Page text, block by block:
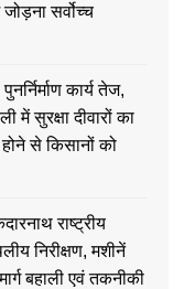
सर्वोच्च
कार्य तेज,
में सुरक्षा दीवारों का
होने से किसानों को
राष्ट्रीय
निरीक्षण, मशीनें
बहाली एवं तकनीकी